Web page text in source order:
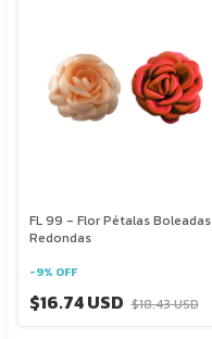
FL 99 - Flor Pétalas Boleadas
Redondas
-9% OFF
$16.74 USD $18.43 USD